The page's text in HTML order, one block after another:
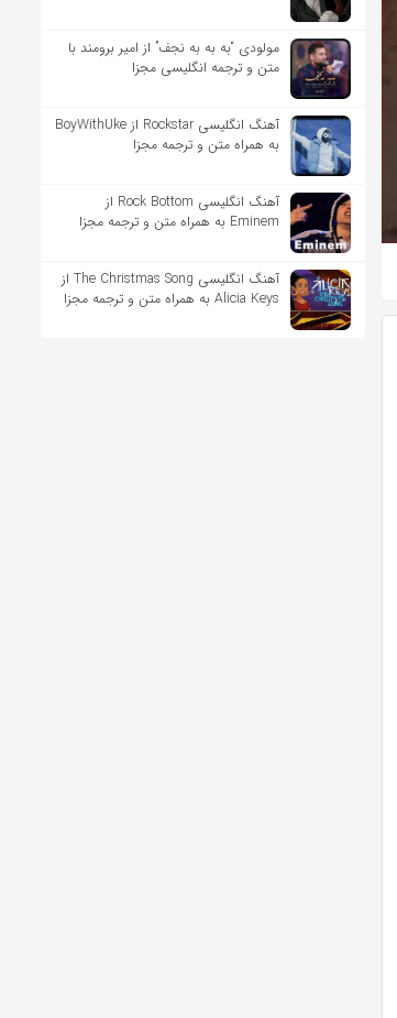
مولودی “به به به نجف” از امیر برومند با
متن و ترجمه انگلیسی مجزا
آهنگ انگلیسی Rockstar از BoyWithUke
به همراه متن و ترجمه مجزا
آهنگ انگلیسی Rock Bottom از
Eminem به همراه متن و ترجمه مجزا
آهنگ انگلیسی The Christmas Song از
Alicia Keys به همراه متن و ترجمه مجزا